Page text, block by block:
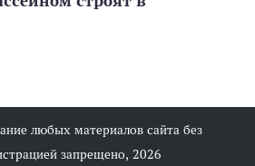
любых материалов сайта без
запрещено, 2026